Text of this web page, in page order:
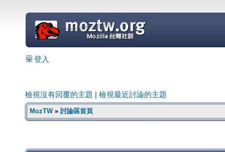
=
登入
檢視沒有回覆的主題 檢視最近討論的主題
MozTW» 討論區首頁